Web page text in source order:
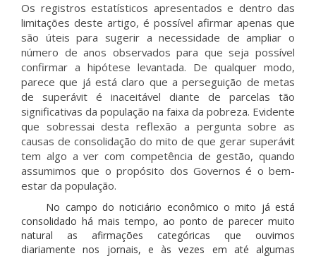
Os registros estatísticos apresentados e dentro das
limitações deste artigo, é possível afirmar apenas que
são úteis para sugerir a necessidade de ampliar o
número de anos observados para que seja possível
confirmar a hipótese levantada. De qualquer modo,
parece que já está claro que a perseguição de metas
de superávit é inaceitável diante de parcelas tão
significativas da população na faixa da pobreza. Evidente
que sobressai desta reflexão a pergunta sobre as
causas de consolidação do mito de que gerar superávit
tem algo a ver com competência de gestão, quando
assumimos que o propósito dos Governos é o bem-
estar da população.
No campo do noticiário econômico o mito já está
consolidado há mais tempo, ao ponto de parecer muito
natural as afirmações categóricas que ouvimos
diariamente nos jornais, e às vezes em até algumas